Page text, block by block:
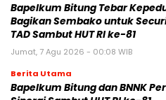
Bapelkum Bitung Tebar
Bagikan Sembako untuk
TAD Sambut HUT RI ke-81
Jumat, 7 Agu 2026 - 00:08 WIB
Berita Utama
Bapelkum Bitung dan BNNK